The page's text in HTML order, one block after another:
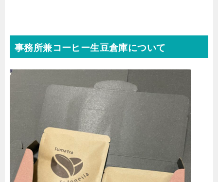
事務所兼コーヒー生豆倉庫について